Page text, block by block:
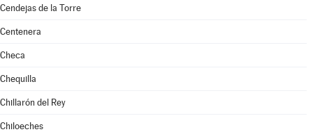
Cendejas de la Torre
Centenera
Checa
Chequilla
Chillarón del Rey
Chiloeches